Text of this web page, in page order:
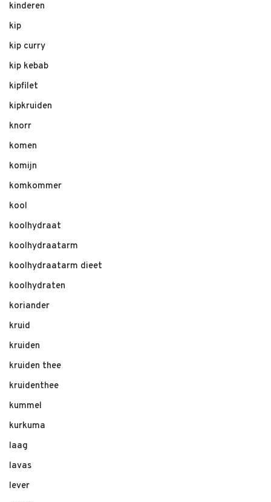
kinderen
kip
kip curry
kip kebab
kipfilet
kipkruiden
knorr
komen
komijn
komkommer
kool
koolhydraat
koolhydraatarm
koolhydraatarm dieet
koolhydraten
koriander
kruid
kruiden
kruiden thee
kruidenthee
kummel
kurkuma
laag
lavas
lever